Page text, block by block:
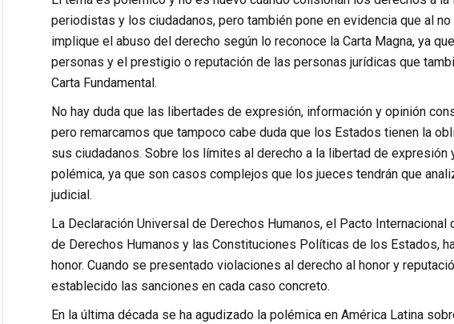
periodistas y los ciudadanos, pero también pone en evidencia que al
implique el abuso del derecho según lo reconoce la Carta Magna, ya
personas y el prestigio o reputación de las personas jurídicas que
Carta Fundamental.
No hay duda que las libertades de expresión, información y opinión
pero remarcamos que tampoco cabe duda que los Estados tienen la
sus ciudadanos. Sobre los límites al derecho a la libertad de
polémica, ya que son casos complejos que los jueces tendrán que
judicial.
La Declaración Universal de Derechos Humanos, el Pacto
de Derechos Humanos y las Constituciones Políticas de los Estados,
honor. Cuando se presentado violaciones al derecho al honor y
establecido las sanciones en cada caso concreto.
En la última década se ha agudizado la polémica en América Latina